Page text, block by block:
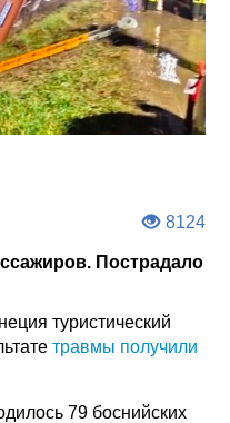
8124
Пострадало
туристический
травмы получили
79 боснийских